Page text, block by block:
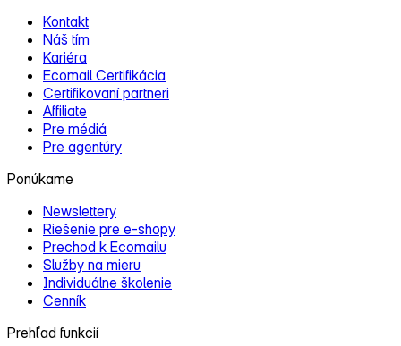
Kontakt
Náš tím
Kariéra
Ecomail Certifikácia
Certifikovaní partneri
Affiliate
Pre médiá
Pre agentúry
Ponúkame
Newslettery
Riešenie pre e‑shopy
Prechod k Ecomailu
Služby na mieru
Individuálne školenie
Cenník
Prehľad funkcií